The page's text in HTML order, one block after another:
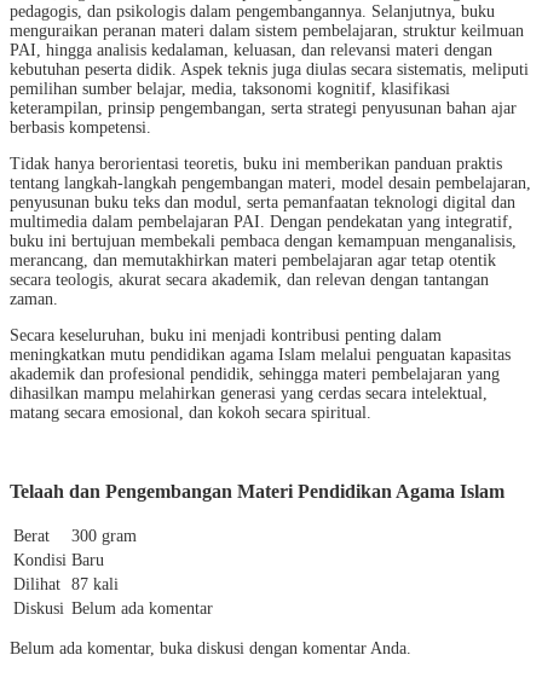
pedagogis, dan psikologis dalam pengembangannya. Selanjutnya, buku
menguraikan peranan materi dalam sistem pembelajaran, struktur keilmuan
PAI, hingga analisis kedalaman, keluasan, dan relevansi materi dengan
kebutuhan peserta didik. Aspek teknis juga diulas secara sistematis, meliputi
pemilihan sumber belajar, media, taksonomi kognitif, klasifikasi
keterampilan, prinsip pengembangan, serta strategi penyusunan bahan ajar
berbasis kompetensi.
Tidak hanya berorientasi teoretis, buku ini memberikan panduan praktis
tentang langkah-langkah pengembangan materi, model desain pembelajaran,
penyusunan buku teks dan modul, serta pemanfaatan teknologi digital dan
multimedia dalam pembelajaran PAI. Dengan pendekatan yang integratif,
buku ini bertujuan membekali pembaca dengan kemampuan menganalisis,
merancang, dan memutakhirkan materi pembelajaran agar tetap otentik
secara teologis, akurat secara akademik, dan relevan dengan tantangan
zaman.
Secara keseluruhan, buku ini menjadi kontribusi penting dalam
meningkatkan mutu pendidikan agama Islam melalui penguatan kapasitas
akademik dan profesional pendidik, sehingga materi pembelajaran yang
dihasilkan mampu melahirkan generasi yang cerdas secara intelektual,
matang secara emosional, dan kokoh secara spiritual.
Telaah dan Pengembangan Materi Pendidikan Agama Islam
Berat
300 gram
Kondisi Baru
Dilihat 87 kali
Diskusi Belum ada komentar
Belum ada komentar, buka diskusi dengan komentar Anda.